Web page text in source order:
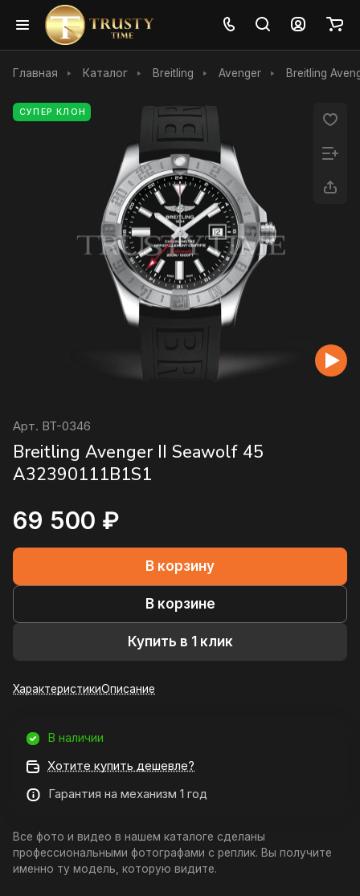
Главная Каталог Breitling Avenger Breitling
СУПЕР КЛОН
Арт. BT-0346
Breitling Avenger II Seawolf 45
A32390111B1S1
69 500 ₽
В корзину
В корзине
Купить в 1 клик
ХарактеристикиОписание
В наличии
Хотите купить дешевле?
Гарантия на механизм 1 год
Все фото и видео в нашем каталоге сделаны
профессиональными фотографами с реплик. Вы получите
именно ту модель, которую видите.